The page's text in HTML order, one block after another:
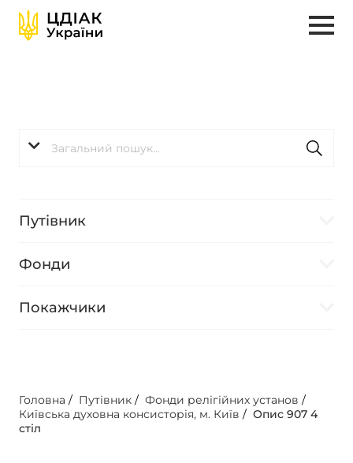
Путівник
Фонди
Покажчики
Головна / Путівник / Фонди релігійних установ /
Київська духовна консисторія, м. Київ / Опис 907 4
стіл